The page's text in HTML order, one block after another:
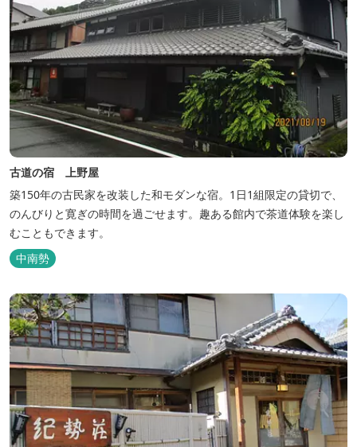
古道の宿 上野屋
築150年の古民家を改装した和モダンな宿。1日1組限定の貸切で、
のんびりと寛ぎの時間を過ごせます。趣ある館内で茶道体験を楽し
むこともできます。
中南勢